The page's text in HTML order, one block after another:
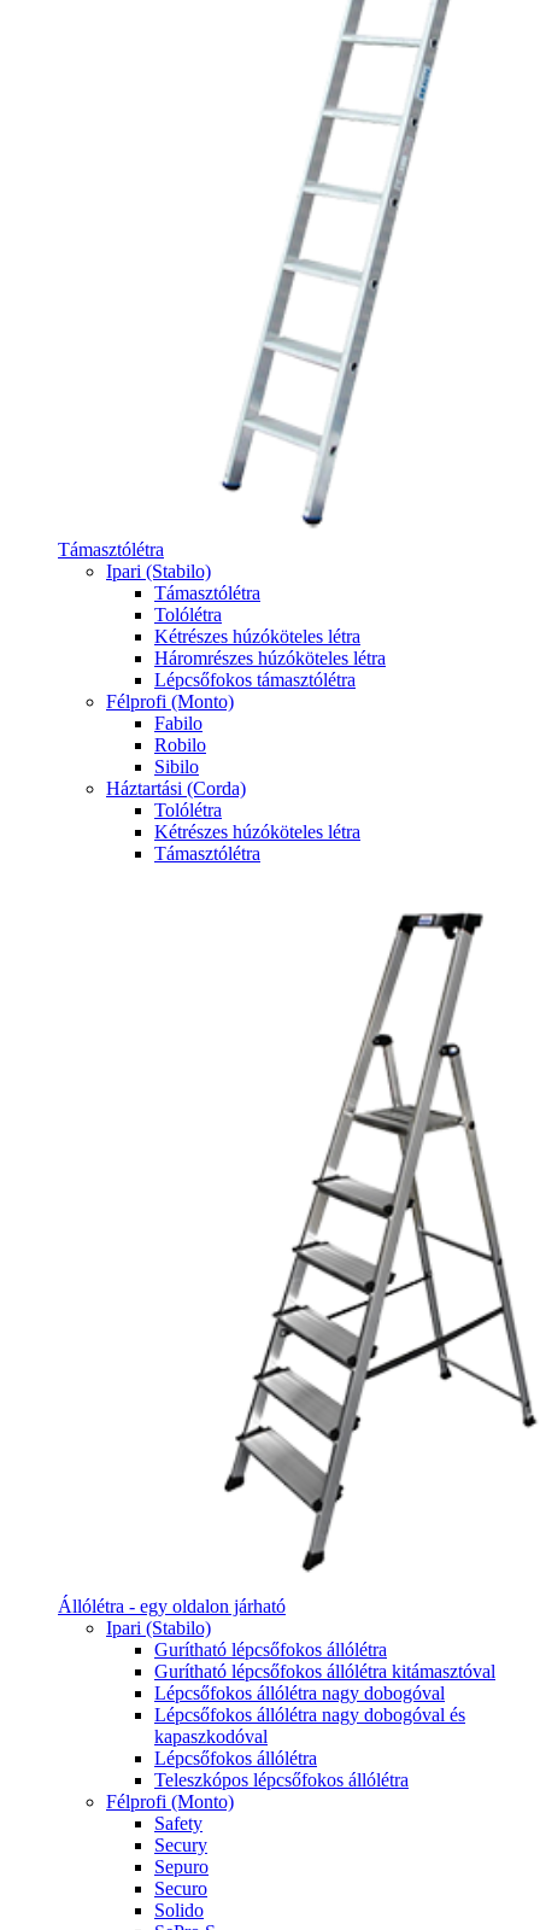
Támasztólétra
Ipari (Stabilo)
Támasztólétra
Tolólétra
Kétrészes húzóköteles létra
Háromrészes húzóköteles létra
Lépcsőfokos támasztólétra
Félprofi (Monto)
Fabilo
Robilo
Sibilo
Háztartási (Corda)
Tolólétra
Kétrészes húzóköteles létra
Támasztólétra
Állólétra - egy oldalon járható
Ipari (Stabilo)
Gurítható lépcsőfokos állólétra
Gurítható lépcsőfokos állólétra kitámasztóval
Lépcsőfokos állólétra nagy dobogóval
Lépcsőfokos állólétra nagy dobogóval és
kapaszkodóval
Lépcsőfokos állólétra
Teleszkópos lépcsőfokos állólétra
Félprofi (Monto)
Safety
Secury
Sepuro
Securo
Solido